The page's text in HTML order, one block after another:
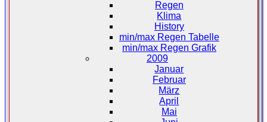
Regen
Klima
History
min/max Regen Tabelle
min/max Regen Grafik
2009
Januar
Februar
März
April
Mai